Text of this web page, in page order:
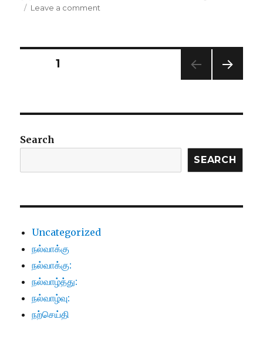
Leave a comment
Posts
PAGE1
Search
SEARCH
Uncategorized
நல்வாக்கு
நல்வாக்கு:
நல்வாழ்த்து:
நல்வாழ்வு:
நற்செய்தி